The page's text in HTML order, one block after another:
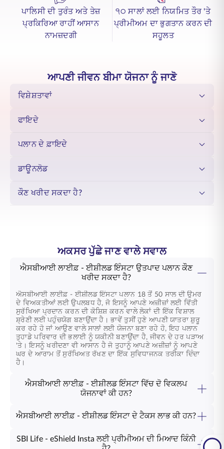
ਵਿਸ਼ਵਾਸ ਨਾਲ ਆਪਣੀ ਯਾਤਰਾ ਜਾਰੀ ਰੱਖ ਸਕਣ।
ਐਸਬੀਆਈ ਲਾਈਫ਼ - ਈਸ਼ੀਲਡ ਇੰਸਟਾ
ਇੱਕ ਸੁਰੱਖਿਆ ਯੋਜਨਾ ਹੈ ਜੋ ਬੀਮਾ ਖਰੀਦਣਾ
ਆਸਾਨ ਬਣਾਉਂਦੀ ਹੈ, ਅਤੇ ਤੁਹਾਨੂੰ ਆਪਣੇ ਅਜ਼ੀਜ਼ਾਂ ਨੂੰ ਵਿੱਤੀ ਸੁਰੱਖਿਆ ਪ੍ਰਦਾਨ ਕਰਨ
ਵੱਲ ਇੱਕ ਕਦਮ ਚੁੱਕਣ ਲਈ ਸ਼ਕਤੀ ਪ੍ਰਦਾਨ ਕਰਦੀ ਹੈ।
ਸਾਦਗੀ ਇਹ ਯਕੀਨੀ ਬਣਾਉਂਦੀ ਹੈ ਕਿ ਤੁਸੀਂ ਆਸਾਨੀ ਨਾਲ ਕੰਮ ਕਰ ਸਕਦੇ ਹੋ, ਆਪਣਾ
ਧਿਆਨ ਪੂਰੀ ਤਰ੍ਹਾਂ ਜੀਣ 'ਤੇ ਸਮਰਪਿਤ ਕਰਦੇ ਹੋਏ ਇਹ ਜਾਣਦੇ ਹੋਏ ਕਿ ਤੁਹਾਡੇ
ਪਰਿਵਾਰ ਦਾ ਕੱਲ੍ਹ ਸੁਰੱਖਿਅਤ ਹੈ।
ਪਾਲਿਸੀ ਦੀ ਤੁਰੰਤ ਅਤੇ ਤੇਜ਼
ਪ੍ਰਕਿਰਿਆ ਰਾਹੀਂ ਆਸਾਨ
ਨਾਮਜ਼ਦਗੀ
੧੦ ਸਾਲਾਂ ਲਈ ਨਿਯਮਿਤ ਤੌਰ 'ਤੇ
ਪ੍ਰੀਮੀਅਮ ਦਾ ਭੁਗਤਾਨ ਕਰਨ ਦੀ
ਸਹੂਲਤ
ਆਪਣੀ ਜੀਵਨ ਬੀਮਾ ਯੋਜਨਾ ਨੂੰ ਜਾਣੋ
ਵਿਸ਼ੇਸ਼ਤਾਵਾਂ
ਫਾਇਦੇ
ਪਲਾਨ ਦੇ ਫ਼ਾਇਦੇ
ਡਾਊਨਲੋਡ
ਕੌਣ ਖਰੀਦ ਸਕਦਾ ਹੈ?
ਅਕਸਰ ਪੁੱਛੇ ਜਾਣ ਵਾਲੇ ਸਵਾਲ
ਐਸਬੀਆਈ ਲਾਈਫ਼ - ਈਸ਼ੀਲਡ ਇੰਸਟਾ ਉਤਪਾਦ ਪਲਾਨ ਕੌਣ
ਖਰੀਦ ਸਕਦਾ ਹੈ?
ਐਸਬੀਆਈ ਲਾਈਫ਼ - ਈਸ਼ੀਲਡ ਇੰਸਟਾਪਲਾਨ 18 ਤੋਂ 50 ਸਾਲ ਦੀ ਉਮਰ
ਦੇ ਵਿਅਕਤੀਆਂ ਲਈ ਉਪਲਬਧ ਹੈ, ਜੋ ਇਸਨੂੰ ਆਪਣੇ ਅਜ਼ੀਜ਼ਾਂ ਲਈ ਵਿੱਤੀ
ਸੁਰੱਖਿਆ ਪ੍ਰਦਾਨ ਕਰਨ ਦੀ ਕੋਸ਼ਿਸ਼ ਕਰਨ ਵਾਲੇ ਲੋਕਾਂ ਦੀ ਇੱਕ ਵਿਸ਼ਾਲ
ਸ਼੍ਰੇਣੀ ਲਈ ਪਹੁੰਚਯੋਗ ਬਣਾਉਂਦਾ ਹੈ। ਭਾਵੇਂ ਤੁਸੀਂ ਹੁਣੇ ਆਪਣੀ ਯਾਤਰਾ ਸ਼ੁਰੂ
ਕਰ ਰਹੇ ਹੋ ਜਾਂ ਆਉਣ ਵਾਲੇ ਸਾਲਾਂ ਲਈ ਯੋਜਨਾ ਬਣਾ ਰਹੇ ਹੋ, ਇਹ ਪਲਾਨ
ਤੁਹਾਡੇ ਪਰਿਵਾਰ ਦੀ ਭਲਾਈ ਨੂੰ ਯਕੀਨੀ ਬਣਾਉਂਦਾ ਹੈ, ਜੀਵਨ ਦੇ ਹਰ ਪੜਾਅ
'ਤੇ। ਇਸਨੂੰ ਖਰੀਦਣਾ ਵੀ ਆਸਾਨ ਹੈ ਜੋ ਤੁਹਾਨੂੰ ਆਪਣੇ ਅਜ਼ੀਜ਼ਾਂ ਨੂੰ ਆਪਣੇ
ਘਰ ਦੇ ਆਰਾਮ ਤੋਂ ਸੁਰੱਖਿਅਤ ਰੱਖਣ ਦਾ ਇੱਕ ਸੁਵਿਧਾਜਨਕ ਤਰੀਕਾ ਦਿੰਦਾ
ਹੈ।
ਐਸਬੀਆਈ ਲਾਈਫ਼ - ਈਸ਼ੀਲਡ ਇੰਸਟਾ ਵਿੱਚ ਦੋ ਵਿਕਲਪ
ਯੋਜਨਾਵਾਂ ਕੀ ਹਨ?
ਕਰਦਾ ਹੈ:
ਅਣਕਿਆਸੇ ਹਾਲਾਤਾਂ ਦੌਰਾਨ ਬੀਮੇ ਦੀ ਰਕਮ ਪ੍ਰਦਾਨ
ਕਰਦਾ ਹੈ, ਤੁਹਾਡੇ ਪਰਿਵਾਰ ਨੂੰ ਵਿੱਤੀ ਸੁਰੱਖਿਆ ਜਾਲ
ਪ੍ਰਦਾਨ ਕਰਦਾ ਹੈ। ਇਹ ਯਕੀਨੀ ਬਣਾਉਂਦਾ ਹੈ ਕਿ ਉਹਨਾਂ
ਐਸਬੀਆਈ ਲਾਈਫ਼ - ਈਸ਼ੀਲਡ ਇੰਸਟਾ ਦੇ ਟੈਕਸ ਲਾਭ ਕੀ ਹਨ?
ਸਕਦੇ ਹਨ। ਵੇਰਵਿਆਂ ਲਈ ਕਿਰਪਾ ਕਰਕੇ ਆਪਣੇ ਟੈਕਸ ਸਲਾਹਕਾਰ ਨਾਲ
ਸਲਾਹ ਕਰੋ। ਤੁਸੀਂ ਭਾਰਤ ਵਿੱਚ ਲਾਗੂ ਆਮਦਨ ਕਰ ਕਾਨੂੰਨਾਂ ਦੇ ਅਨੁਸਾਰ
SBI Life - eShield Insta ਲਈ ਪ੍ਰੀਮੀਅਮ ਦੀ ਮਿਆਦ ਕਿੰਨੀ